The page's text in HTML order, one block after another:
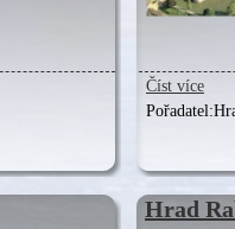
Číst více
Pořadatel:
Hrad